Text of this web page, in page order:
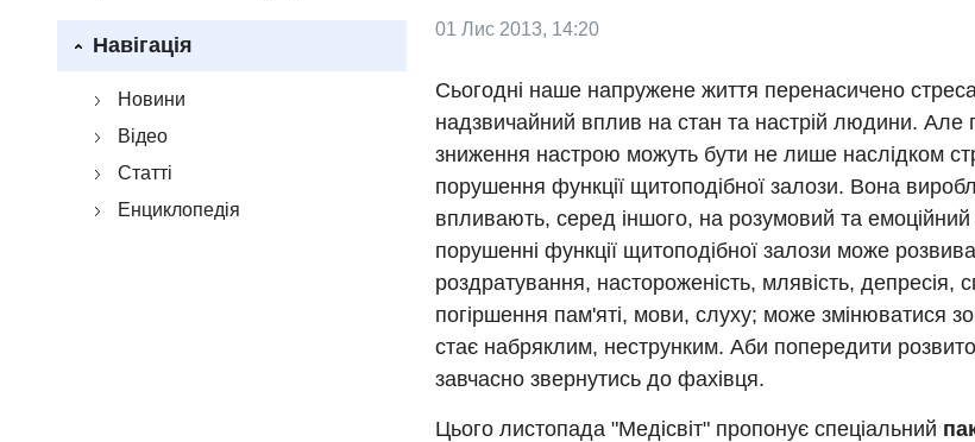
Навігація
Новини
Відео
Статті
Енциклопедія
01 Лис 2013, 14:20
Сьогодні наше напружене життя перенасичено
надзвичайний вплив на стан та настрій людини. Але
зниження настрою можуть бути не лише наслідком
порушення функції щитоподібної залози. Вона
впливають, серед іншого, на розумовий та
порушенні функції щитоподібної залози може
роздратування, настороженість, млявість, депресія,
погіршення пам'яті, мови, слуху; може змінюватися
стає набряклим, неструнким. Аби попередити
завчасно звернутись до фахівця.
Цього листопада "Медісвіт" пропонує спеціальний